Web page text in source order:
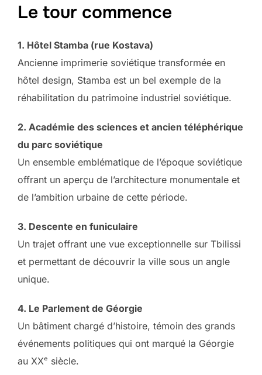
Le tour commence
1. Hôtel Stamba (rue Kostava)
Ancienne imprimerie soviétique transformée en
hôtel design, Stamba est un bel exemple de la
réhabilitation du patrimoine industriel soviétique.
2. Académie des sciences et ancien téléphérique
du parc soviétique
Un ensemble emblématique de l’époque soviétique
offrant un aperçu de l’architecture monumentale et
de l’ambition urbaine de cette période.
3. Descente en funiculaire
Un trajet offrant une vue exceptionnelle sur Tbilissi
et permettant de découvrir la ville sous un angle
unique.
4. Le Parlement de Géorgie
Un bâtiment chargé d’histoire, témoin des grands
événements politiques qui ont marqué la Géorgie
au XXᵉ siècle.